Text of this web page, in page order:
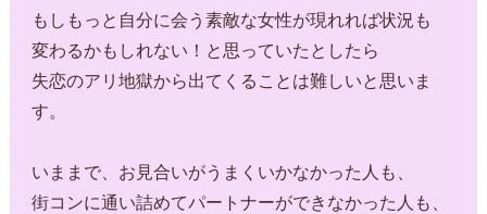
もしもっと自分に会う素敵な女性が現れれば状況も
変わるかもしれない！と思っていたとしたら
失恋のアリ地獄から出てくることは難しいと思いま
す。
いままで、お見合いがうまくいかなかった人も、
街コンに通い詰めてパートナーができなかった人も、